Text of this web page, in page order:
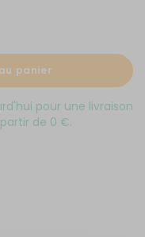
panier
pour une livraison
partir de 0 €.